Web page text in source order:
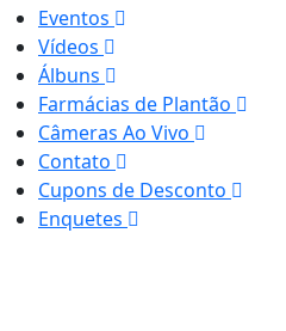
Eventos
Vídeos
Álbuns
Farmácias de Plantão
Câmeras Ao Vivo
Contato
Cupons de Desconto
Enquetes